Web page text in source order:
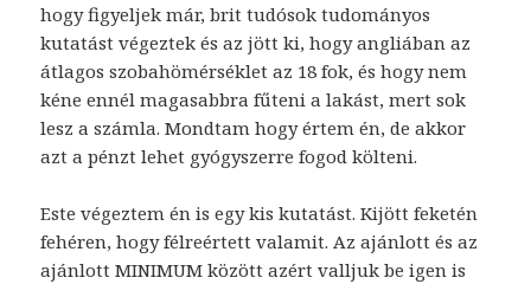
hogy figyeljek már, brit tudósok tudományos
kutatást végeztek és az jött ki, hogy angliában az
átlagos szobahömérséklet az 18 fok, és hogy nem
kéne ennél magasabbra fűteni a lakást, mert sok
lesz a számla. Mondtam hogy értem én, de akkor
azt a pénzt lehet gyógyszerre fogod költeni.
Este végeztem én is egy kis kutatást. Kijött feketén
fehéren, hogy félreértett valamit. Az ajánlott és az
ajánlott MINIMUM között azért valljuk be igen is